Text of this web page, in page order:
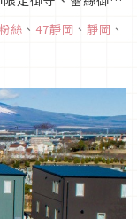
看這款迷妹必備的
粉絲 、 47靜岡 、 靜岡 、